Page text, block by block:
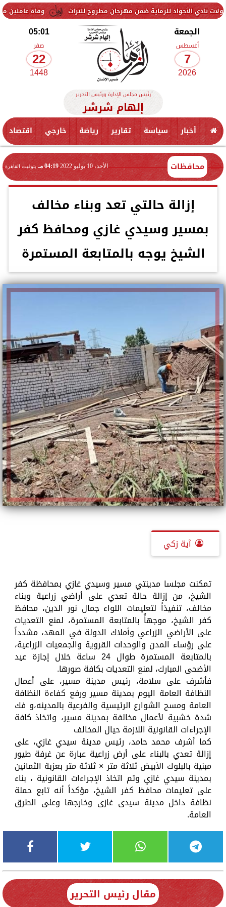
وفاة عاملين متأثرين للرماية ضمن مهرجان مطروح للتراث
الجمعة
أغسطس
7
2026
05:01
صفر
22
1448
رئيس مجلس الإدارة ورئيس التحرير
إلهام شرشر
أخبار سياسة تقارير رياضة خارجي اقتصاد
محافظات الأحد، 10 يوليو 2022 04:19 مـ بتوقيت القاهرة
إزالة حالتي تعد وبناء مخالف
بمسير وسيدي غازي ومحافظ كفر
الشيخ يوجه بالمتابعة المستمرة
آية زكي
تمكنت مجلسا مدينتي مسير وسيدي غازي بمحافظة كفر
الشيخ، من إزالة حالة تعدي على أراضي زراعية وبناء
مخالف، تنفيذاً لتعليمات اللواء جمال نور الدين، محافظ
كفر الشيخ، موجهاًُ بالمتابعة المستمرة، لمنع التعديات
على الأراضي الزراعي وأملاك الدولة في المهد، مشدداً
على رؤساء المدن والوحدات القروية والجمعيات الزراعية،
بالمتابعة المستمرة طوال 24 ساعة خلال إجازة عيد
الأضحى المبارك، لمنع التعديات بكافة صورها.
فأشرف على سلامة، رئيس مدينة مسير، على أعمال
النظافة العامة اليوم بمدينة مسير ورفع كفاءة النظافة
العامة ومسح الشوارع الرئيسية والفرعية بالمدينه،و فك
شدة خشبية لأعمال مخالفة بمدينة مسير، واتخاذ كافة
الإجراءات القانونية اللازمة حيال المخالف
كما أشرف محمد حامد، رئيس مدينة سيدي غازي، على
إزالة تعدي بالبناء على أرض زراعية عبارة عن غرفة طيور
مبنية بالبلوك الأبيض ثلاثة متر × ثلاثة متر بعزبة الثمانين
بمدينة سيدي غازي وتم اتخاذ الإجراءات القانونية ، بناء
على تعليمات محافظ كفر الشيخ، مؤكداً أنه تابع حملة
نظافة داخل مدينة سيدى غازى وخارجها وعلى الطرق
العامة.
مقال رئيس التحرير